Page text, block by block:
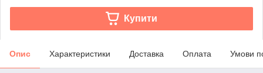
Купити
Опис Характеристики Доставка Оплата Умови